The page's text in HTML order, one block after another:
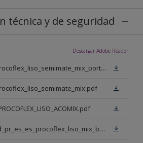
técnica y de seguridad
Descargar Adobe Reader
ficha_tecnica_procoflex_liso_semimate_mix_portugues.pdf
ficha_seguridad_pr_es_es_procoflex_liso_mix_bb.pdf